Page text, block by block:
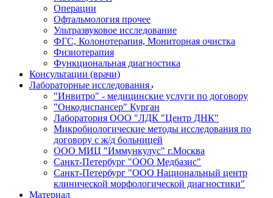
Операции
Офтальмология прочее
Ультразвуковое исследование
ФГС, Колонотерапия, Мониторная очистка
Физиотерапия
Функциональная диагностика
Консультации (врачи)
Лабораторные исследования
"Инвитро" - медицинские услуги по договору
"Онкодиспансер" Курган
Лаборатория ООО "ЛДК "Центр ДНК"
Микробиологические методы исследования по
договору с ж/д больницей
ООО МИЦ "Иммункулус" г.Москва
Санкт-Петербург "ООО Медбазис"
Санкт-Петербург "ООО Национальный центр
клинической морфологической диагностики"
Материал